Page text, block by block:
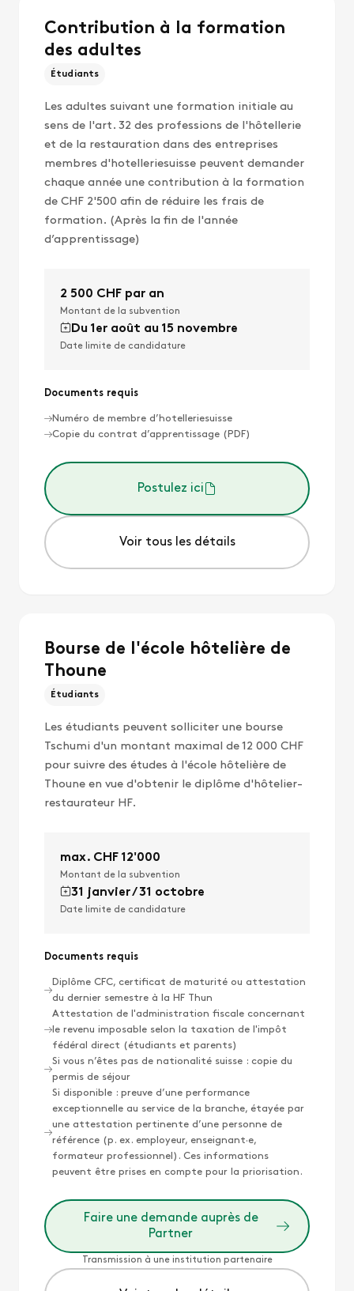
Contribution à la formation
des adultes
Étudiants
Les adultes suivant une formation initiale au
sens de l'art. 32 des professions de l'hôtellerie
et de la restauration dans des entreprises
membres d'hotelleriesuisse peuvent demander
chaque année une contribution à la formation
de CHF 2'500 afin de réduire les frais de
formation. (Après la fin de l'année
d’apprentissage)
2 500 CHF par an
Montant de la subvention
Du 1er août au 15 novembre
Date limite de candidature
Documents requis
Numéro de membre d’hotelleriesuisse
Copie du contrat d’apprentissage (PDF)
Postulez ici
Voir tous les détails
Bourse de l'école hôtelière de
Thoune
Étudiants
Les étudiants peuvent solliciter une bourse
Tschumi d'un montant maximal de 12 000 CHF
pour suivre des études à l'école hôtelière de
Thoune en vue d'obtenir le diplôme d'hôtelier-
restaurateur HF.
max. CHF 12'000
Montant de la subvention
31 janvier / 31 octobre
Date limite de candidature
Documents requis
Diplôme CFC, certificat de maturité ou attestation
du dernier semestre à la HF Thun
Attestation de l'administration fiscale concernant
le revenu imposable selon la taxation de l'impôt
fédéral direct (étudiants et parents)
Si vous n’êtes pas de nationalité suisse : copie du
permis de séjour
Si disponible : preuve d’une performance
exceptionnelle au service de la branche, étayée par
une attestation pertinente d’une personne de
référence (p. ex. employeur, enseignant·e,
formateur professionnel). Ces informations
peuvent être prises en compte pour la priorisation.
Faire une demande auprès de
Partner
Transmission à une institution partenaire